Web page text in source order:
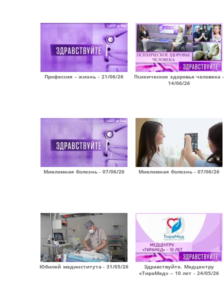
Профессия – жизнь - 21/06/26
Психическое здоровье человека -
14/06/26
Миеломная болезнь - 07/06/26 Миеломная болезнь - 07/06/26
Юбилей мединститута - 31/05/26
Здравствуйте. Медцентру
«ТираМед» – 10 лет - 24/05/26